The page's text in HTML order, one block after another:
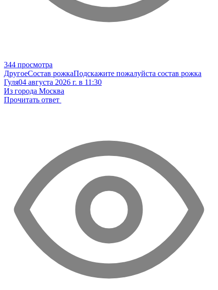
344 просмотра
ДругоеСостав рожкаПодскажите пожалуйста состав рожка
Гуля04 августа 2026 г. в 11:30
Из города Москва
Прочитать ответ